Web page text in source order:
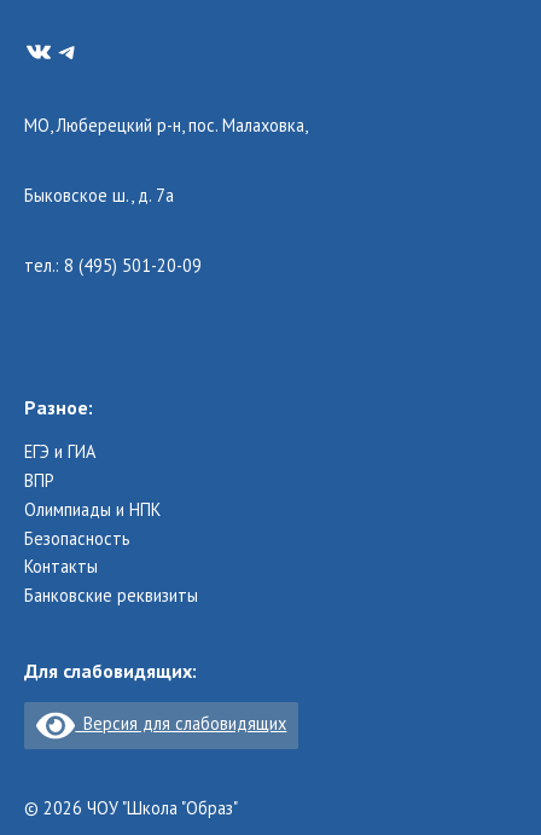
VKTelegram
МО, Люберецкий р-н, пос. Малаховка,
Быковское ш., д. 7а
тел.: 8 (495) 501-20-09
Разное:
ЕГЭ и ГИА
ВПР
Олимпиады и НПК
Безопасность
Контакты
Банковские реквизиты
Для слабовидящих:
Версия для слабовидящих
© 2026 ЧОУ "Школа "Образ"